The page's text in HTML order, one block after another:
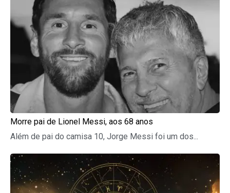
Morre pai de Lionel Messi, aos 68 anos
Além de pai do camisa 10, Jorge Messi foi um dos...